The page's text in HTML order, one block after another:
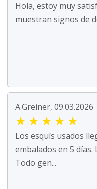
Hola, estoy muy
muestran signos de
A.Greiner, 09.03.2026
★ ★ ★ ★ ★
Los esquís usados
embalados en 5 días.
Todo gen...